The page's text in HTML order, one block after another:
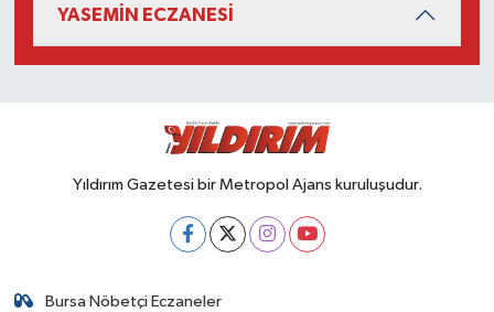
YASEMİN ECZANESİ
Yıldırım Gazetesi bir Metropol Ajans kuruluşudur.
Bursa Nöbetçi Eczaneler